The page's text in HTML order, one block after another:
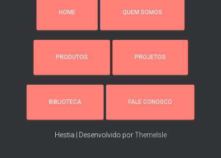
HOME QUEM SOMOS
PRODUTOS PROJETOS
BIBLIOTECA FALE CONOSCO
Hestia | Desenvolvido porThemeIsle